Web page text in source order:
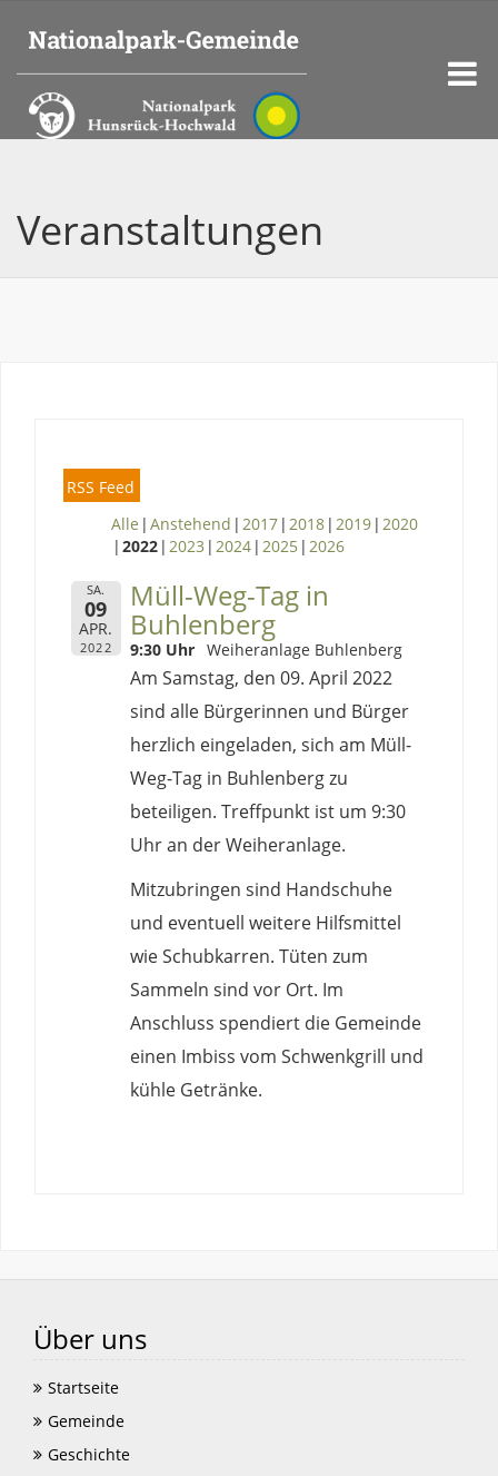
Veranstaltungen
RSS Feed
Alle Anstehend 2017 2018 2019 2020
2022 2023 2024 2025 2026
SA.
09
APR.
2022
Müll-Weg-Tag in
Buhlenberg
9:30 Uhr Weiheranlage Buhlenberg
Am Samstag, den 09. April 2022
sind alle Bürgerinnen und Bürger
herzlich eingeladen, sich am Müll-
Weg-Tag in Buhlenberg zu
beteiligen. Treffpunkt ist um 9:30
Uhr an der Weiheranlage.
Mitzubringen sind Handschuhe
und eventuell weitere Hilfsmittel
wie Schubkarren. Tüten zum
Sammeln sind vor Ort. Im
Anschluss spendiert die Gemeinde
einen Imbiss vom Schwenkgrill und
kühle Getränke.
Über uns
Startseite
Gemeinde
Geschichte